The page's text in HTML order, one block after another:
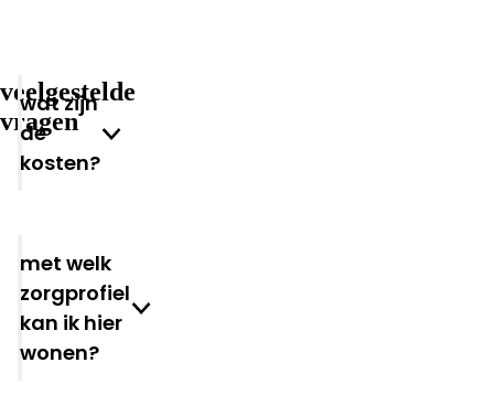
veelgestelde
vragen
wat zijn
de
kosten?
met welk
zorgprofiel
kan ik hier
wonen?